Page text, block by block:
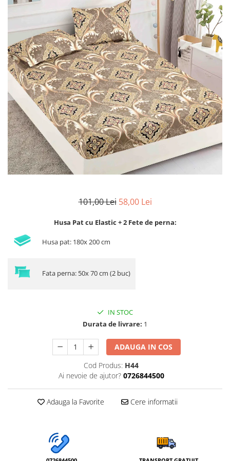
Lenjerii Creponate
Lenjerii de finet Iprimate Digital
Lenjerii de pat Bumbac 100%
Lenjerii de pat Finet + 2 Draperii
Lenjerii de pat Saten 4 piese cu
elastic
101,00 Lei 58,00 Lei
Husa Pat cu Elastic + 2 Fete de perna:
Husa pat: 180x 200 cm
Fata perna: 50x 70 cm (2 buc)
IN STOC
Durata de livrare: 1
ADAUGA IN COS
Cod Produs: H44
Ai nevoie de ajutor? 0726844500
Adauga la Favorite Cere informatii